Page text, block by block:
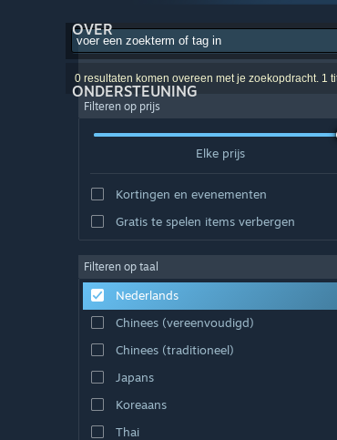
OVER
ONDERSTEUNING
0 resultaten komen overeen met je zoekopdracht. 1
Filteren op prijs
Elke prijs
Kortingen en evenementen
Gratis te spelen items verbergen
Filteren op taal
Nederlands
Chinees (vereenvoudigd)
Chinees (traditioneel)
Japans
Koreaans
Thai